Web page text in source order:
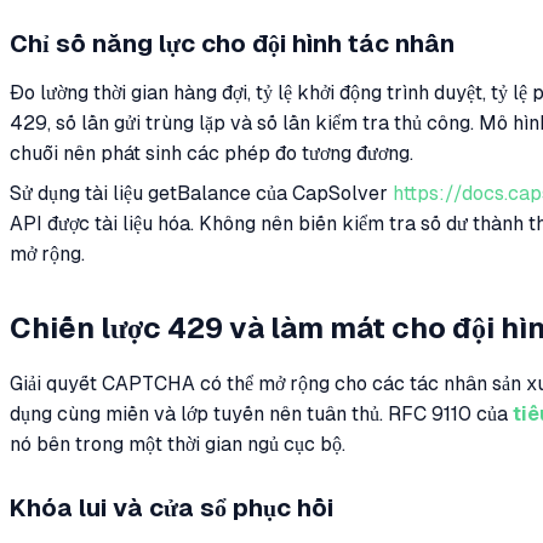
Chỉ số năng lực cho đội hình tác nhân
Đo lường thời gian hàng đợi, tỷ lệ khởi động trình duyệt, tỷ
429, số lần gửi trùng lặp và số lần kiểm tra thủ công. Mô
chuỗi nên phát sinh các phép đo tương đương.
Sử dụng tài liệu getBalance của CapSolver https://
API được tài liệu hóa. Không nên biến kiểm tra số dư thành
mở rộng.
Chiến lược 429 và làm mát cho đội
Giải quyết CAPTCHA có thể mở rộng cho các tác nhân sản
dụng cùng miền và lớp tuyến nên tuân thủ. RFC 9110 của
nó bên trong một thời gian ngủ cục bộ.
Khóa lui và cửa sổ phục hồi